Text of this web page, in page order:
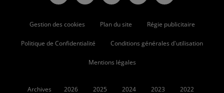
Gestion des cookies Plan du site Régie publicitaire
Politique de Confidentialité Conditions générales d'utilisation
Mentions légales
Archives 2026 2025 2024 2023 2022